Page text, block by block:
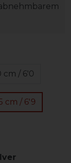
cm / 6'0
cm / 6'9